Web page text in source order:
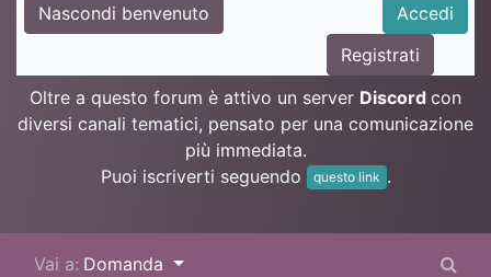
Nascondi benvenuto
Accedi
Registrati
Oltre a questo forum è attivo un server Discord con
diversi canali tematici, pensato per una comunicazione
più immediata.
Puoi iscriverti seguendo
questo link .
Vai a: Domanda